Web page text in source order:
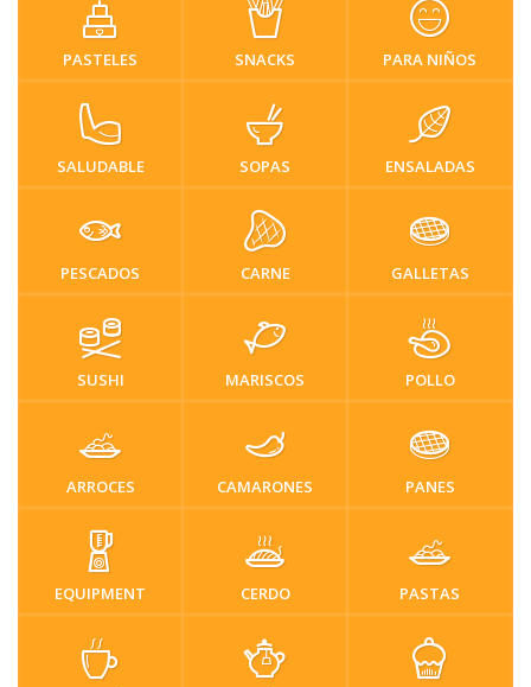
PASTELES SNACKS PARA NIÑOS
SALUDABLE SOPAS ENSALADAS
PESCADOS CARNE GALLETAS
SUSHI MARISCOS POLLO
ARROCES CAMARONES PANES
EQUIPMENT CERDO PASTAS